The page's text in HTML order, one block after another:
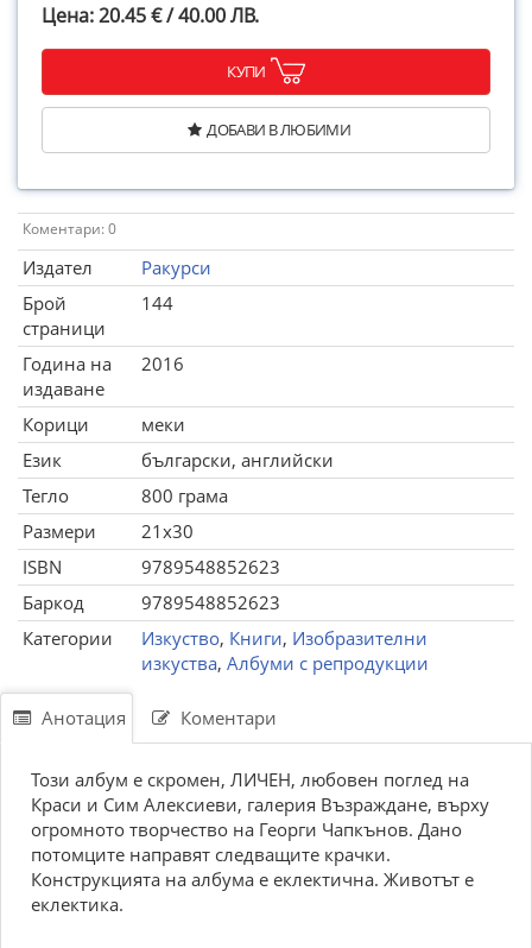
Цена: 20.45 € / 40.00 ЛВ.
КУПИ
ДОБАВИ В ЛЮБИМИ
Коментари: 0
Издател
Ракурси
Брой
страници
144
Година на
издаване
2016
Корици
меки
Език
български, английски
Тегло
800 грама
Размери
21x30
ISBN
9789548852623
Баркод
9789548852623
Категории
Изкуство, Книги, Изобразителни
изкуства, Албуми с репродукции
Анотация Коментари
Този албум е скромен, ЛИЧЕН, любовен поглед на
Краси и Сим Алексиеви, галерия Възраждане, върху
огромното творчество на Георги Чапкънов. Дано
потомците направят следващите крачки.
Конструкцията на албума е еклектична. Животът е
еклектика.